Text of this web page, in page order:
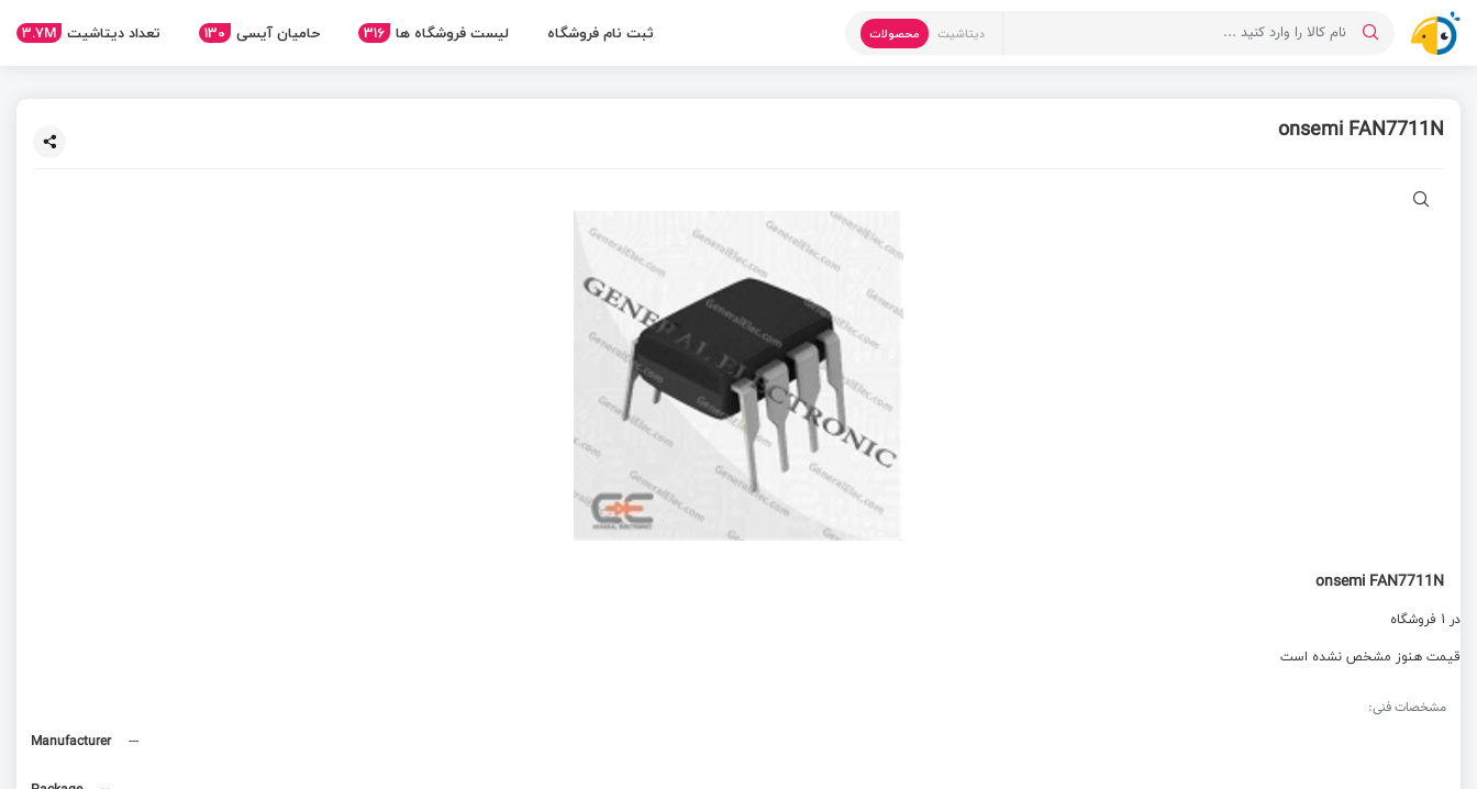
دیتاشیت محصولات ثبت نام فروشگاه لیست فروشگاه ها 316 حامیان آیسی 130 تعداد دیتاشیت 3.7M
onsemi FAN7711N
onsemi FAN7711N
در 1 فروشگاه
قیمت هنوز مشخص نشده است
مشخصات فنی:
Manufacturer
---